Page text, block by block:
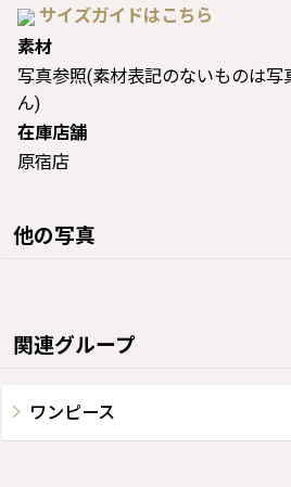
サイズガイドはこちら
素材
写真参照(素材表記のないものは写
ん)
在庫店舗
原宿店
他の写真
関連グループ
ワンピース